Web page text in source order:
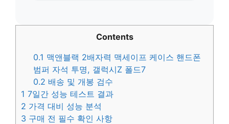
Contents
0.1 맥앤블랙 2배자력 맥세이프 케이스 핸드폰
범퍼 자석 투명, 갤럭시Z 폴드7
0.2 배송 및 개봉 검수
1 7일간 성능 테스트 결과
2 가격 대비 성능 분석
3 구매 전 필수 확인 사항